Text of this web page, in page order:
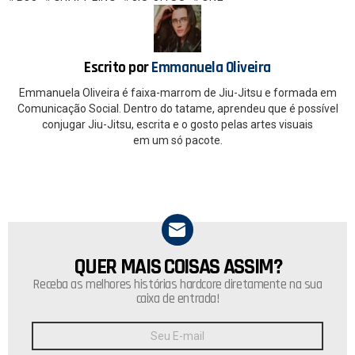
Escrito porEmmanuela Oliveira
Emmanuela Oliveira é faixa-marrom de Jiu-Jitsu e formada em
Comunicação Social. Dentro do tatame, aprendeu que é possível
conjugar Jiu-Jitsu, escrita e o gosto pelas artes visuais
em um só pacote.
NEWSLETTER
QUER MAIS COISAS ASSIM?
Receba as melhores histórias hardcore diretamente na sua
caixa de entrada!
Endereço